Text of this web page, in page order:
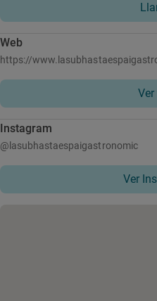
Web
https://
Ver
Instagram
@lasubhastaespaigastronomic
Ver